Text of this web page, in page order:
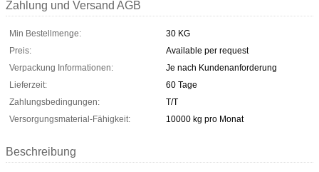
Zahlung und Versand AGB
Min Bestellmenge:
30 KG
Preis:
Available per request
Verpackung Informationen:
Je nach Kundenanforderung
Lieferzeit:
60 Tage
Zahlungsbedingungen:
T/T
Versorgungsmaterial-Fähigkeit:
10000 kg pro Monat
Beschreibung